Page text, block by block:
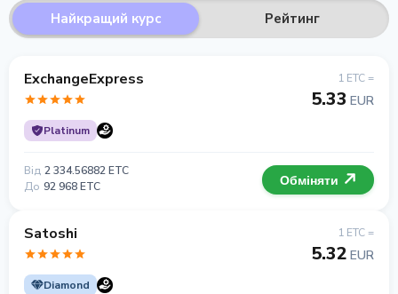
Найкращий курс Рейтинг
ExchangeExpress
Platinum
1 ETC =
5.33 EUR
Від 2 334.56882 ETC
До 92 968 ETC Обміняти
Satoshi
Diamond
1 ETC =
5.32 EUR